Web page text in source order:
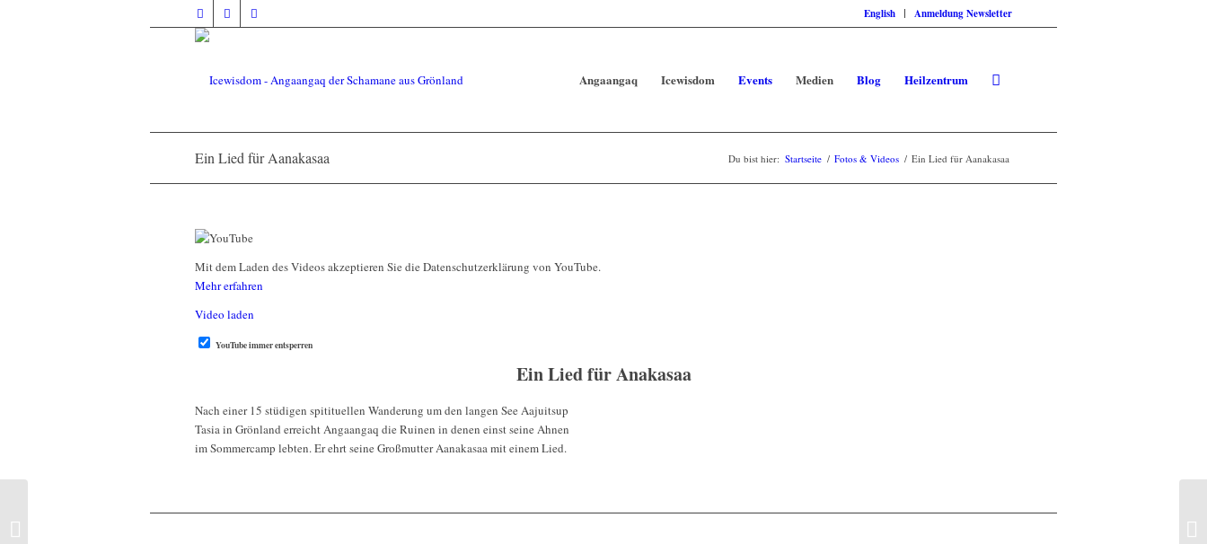
English Anmeldung Newsletter
Angaangaq Icewisdom Events Medien Blog Heilzentrum
Ein Lied für Aanakasaa Du bist hier: Startseite / Fotos & Videos / Ein Lied für Aanakasaa
Mit dem Laden des Videos akzeptieren Sie die Datenschutzerklärung von YouTube.
Mehr erfahren
Video laden
YouTube immer entsperren
Ein Lied für Anakasaa
Nach einer 15 stüdigen spitituellen Wanderung um den langen See Aajuitsup
Tasia in Grönland erreicht Angaangaq die Ruinen in denen einst seine Ahnen
im Sommercamp lebten. Er ehrt seine Großmutter Aanakasaa mit einem Lied.